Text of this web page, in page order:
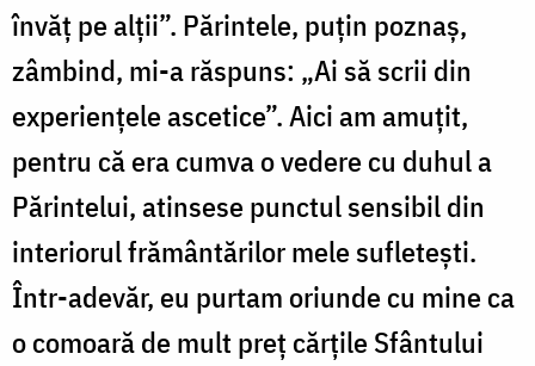
învăț pe alții”. Părintele, puțin poznaș,
zâmbind, mi-a răspuns: „Ai să scrii din
experiențele ascetice”. Aici am amuțit,
pentru că era cumva o vedere cu duhul a
Părintelui, atinsese punctul sensibil din
interiorul frământărilor mele sufletești.
Într-adevăr, eu purtam oriunde cu mine ca
o comoară de mult preț cărțile Sfântului